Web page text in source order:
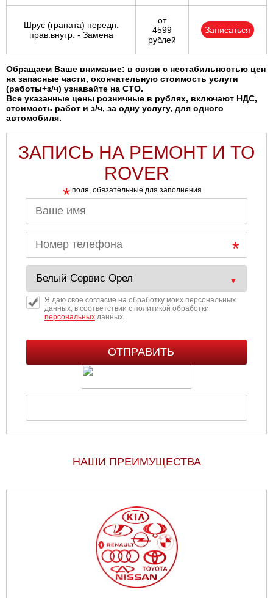
Шрус (граната) передн.
прав.внутр. - Замена
от
4599
рублей
Записаться
Обращаем Ваше внимание: в связи с нестабильностью цен
на запасные части, окончательную стоимость услуги
(работы+з/ч) узнавайте на СТО.
Все указанные цены розничные в рублях, включают НДС,
стоимость работ и з/ч, за одну услугу, для одного
автомобиля.
ЗАПИСЬ НА РЕМОНТ И ТО
ROVER
* поля, обязательные для заполнения
Я даю свое согласие на обработку моих персональных
данных, в соответствии с политикой обработки
персональныхданных.
НАШИ ПРЕИМУЩЕСТВА